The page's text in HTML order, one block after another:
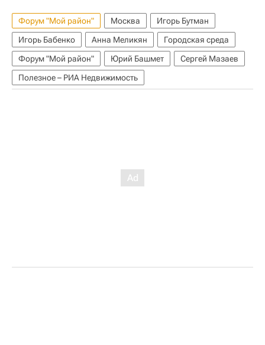
Форум "Мой район" Москва
Игорь Бутман
Игорь Бабенко
Анна Меликян
Городская среда
Форум "Мой район"
Юрий Башмет
Сергей Мазаев
Полезное – РИА Недвижимость